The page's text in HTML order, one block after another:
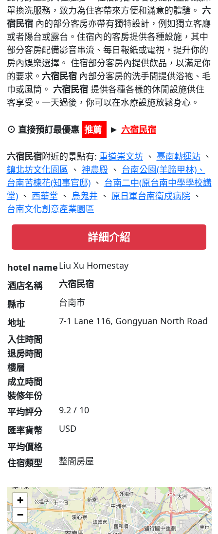
單換洗服務，致力為住客帶來方便和滿意的體驗。 六
宿民宿內的部分客房亦帶有獨特設計，例如獨立客廳
或者陽台或露台。住宿內的客房提供各種設施，其中
部分客房配備影音串流、每日報紙或電視，提升你的
房內娛樂選擇。 住宿部分客房內提供飲品，以滿足你
的要求。 六宿民宿內部分客房的洗手間提供浴袍、毛
巾或風筒。 六宿民宿提供各種各樣的休閒設施供住
客享受。一天過後，你可以在水療設施放鬆身心。
⊙ 直接預訂最優惠 推薦 ► 六宿民宿
六宿民宿附近的景點有: 重道崇文坊、 臺南轉運站、
鎮北坊文化園區 、 神農殿、 台南公園(羊蹄甲林)、
台南苦楝花(知事官邸)、 台南二中(原台南中學學校講
堂)、 西華堂 、 烏鬼井 、 原日軍台南衛戍病院、
台南文化創意產業園區
詳細介紹
hotel nameLiu Xu Homestay
酒店名稱
六宿民宿
縣市
台南市
地址
7-1 Lane 116, Gongyuan North Road
入住時間
退房時間
樓層
成立時間
裝修年份
平均評分
9.2 / 10
匯率貨幣
USD
平均價格
住宿類型
整間房屋
+
−